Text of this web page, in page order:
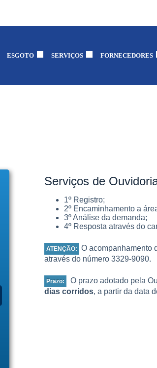
ESGOTO SERVIÇOS FORNECEDORES
Serviços de
1º Registro;
2º Encaminhamento a
3º Análise da demanda;
4º Resposta através do
ATENÇÃO:
O acompanhamento
através do número 3329-9090.
Prazo: O prazo adotado pela
dias corridos, a partir da data